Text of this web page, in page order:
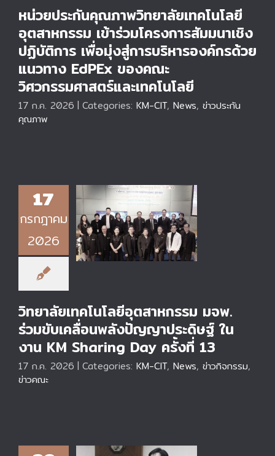
หน่วยประกันคุณภาพวิทยาลัยเทคโนโลยี
อุตสาหกรรม เข้าร่วมโครงการสัมมนาเชิง
ปฏิบัติการ เพื่อมุ่งสู่การบริหารองค์กรด้วย
แนวทาง EdPEx ของคณะ
วิศวกรรมศาสตร์และเทคโนโลยี
17 ก.ค. 2026 | Categories: KM-CIT, News, ข่าวประกัน
คุณภาพ
17
กรกฎาคม
2026
วิทยาลัยเทคโนโลยี
อุตสาหกรรม มจพ.
ร่วมขับเคลื่อนพลัง
ปัญญาประดิษฐ์ ในงาน
KM Sharing Day
วิทยาลัยเทคโนโลยีอุตสาหกรรม มจพ.
ร่วมขับเคลื่อนพลังปัญญาประดิษฐ์ ใน
งาน KM Sharing Day ครั้งที่ 13
17 ก.ค. 2026 | Categories: KM-CIT, News, ข่าวกิจกรรม,
ข่าวคณะ
วิทยาลัยเทคโนโลยี